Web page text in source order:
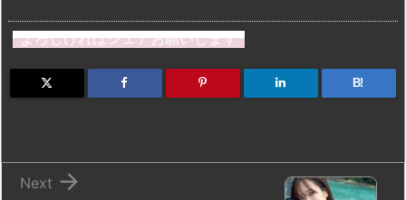
st
o
d
e
s
k
e
a
d
m
bl
r
b
o
ar
n
dr
o
よろしければシェアお願いします
B!

Next